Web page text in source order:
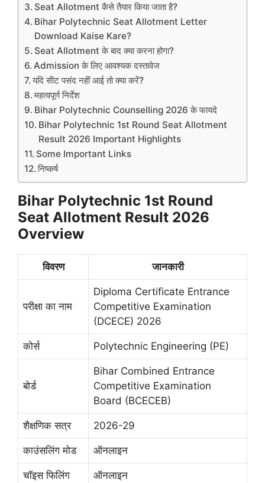
Seat Allotment कैसे तैयार किया जाता है?
Bihar Polytechnic Seat Allotment Letter
Download Kaise Kare?
Seat Allotment के बाद क्या करना होगा?
Admission के लिए आवश्यक दस्तावेज
यदि सीट पसंद नहीं आई तो क्या करें?
महत्वपूर्ण निर्देश
Bihar Polytechnic Counselling 2026 के फायदे
Bihar Polytechnic 1st Round Seat Allotment
Result 2026 Important Highlights
Some Important Links
निष्कर्ष
Bihar Polytechnic 1st Round
Seat Allotment Result 2026
Overview
विवरण जानकारी
परीक्षा का नाम
Diploma Certificate Entrance
Competitive Examination
(DCECE) 2026
कोर्स Polytechnic Engineering (PE)
बोर्ड
Bihar Combined Entrance
Competitive Examination
Board (BCECEB)
शैक्षणिक सत्र 2026-29
काउंसलिंग मोड ऑनलाइन
चॉइस फिलिंग ऑनलाइन